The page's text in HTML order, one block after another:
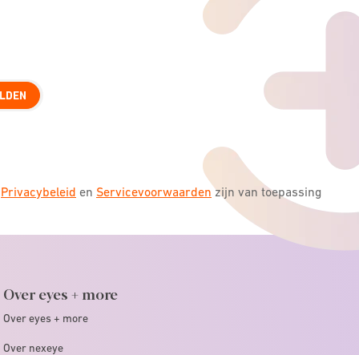
Privacybeleid en Servicevoorwaardenzijn van toepassing
Over eyes + more
Over eyes + more
Over nexeye